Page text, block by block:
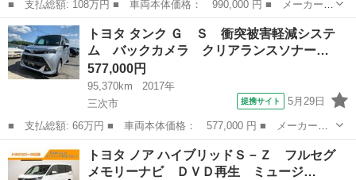
■ 支払総額: 108万円 ■ 車両本体価格： 990,000 円 ■ メーカー
名： トヨタ ■ 車種名： アクア ■ グレード名： Ｓ ワンセ
グ メモリーナビ ミュージックプレイヤー接続可 バックカメラ
衝突被害軽減シス...
広島 三次市 アクア
トヨタ タンク Ｇ Ｓ 衝突被害軽減システ
ム バックカメラ クリアランスソナー…
577,000円
95,370km
2017年
三次市
提携サイト 5月29日
■ 支払総額: 66万円 ■ 車両本体価格： 577,000 円 ■ メーカー
名： トヨタ ■ 車種名： タンク ■ グレード名： Ｇ Ｓ 衝突
被害軽減システム バックカメラ クリアランスソナー 両側電動ス
ライドドア ＴＶ...
三次市 トヨタ
トヨタ ノア ハイブリッドＳ－Ｚ フルセグ
メモリーナビ ＤＶＤ再生 ミュージ…